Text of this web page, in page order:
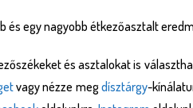
és egy nagyobb étkezőasztalt
és asztalokat is
vagy nézze megdísztárgy-